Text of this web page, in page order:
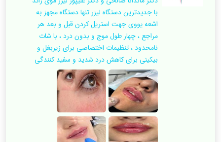
با جدیدترین دستگاه لیزر تنها دستگاه مجهز به
اشعه یووی جهت استریل کردن قبل و بعد هر
مراجع ، چهار طول موج و بدون درد ، با شات
نامحدود ، تنظیمات اختصاصی برای زیربغل و
بیکینی برای کاهش درد شدید و سفید کنندگی